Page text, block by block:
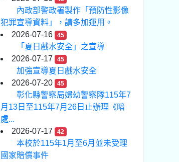
內政部警政署製作「預防性影像
犯罪宣導資料」，請多加運用。
2026-07-16
45
「夏日戲水安全」之宣導
2026-07-17
45
加強宣導夏日戲水安全
2026-07-20
45
彰化縣警察局婦幼警察隊115年7
月13日至115年7月26日止辦理《暗
處...
2026-07-17
42
本校於115年1月至6月並未受理
國家賠償事件